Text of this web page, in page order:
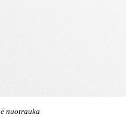
nuotrauka